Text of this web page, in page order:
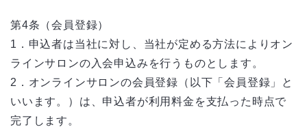
第4条（会員登録）
1．申込者は当社に対し、当社が定める方法によりオン
ラインサロンの入会申込みを行うものとします。
2．オンラインサロンの会員登録（以下「会員登録」と
いいます。）は、申込者が利用料金を支払った時点で
完了します。